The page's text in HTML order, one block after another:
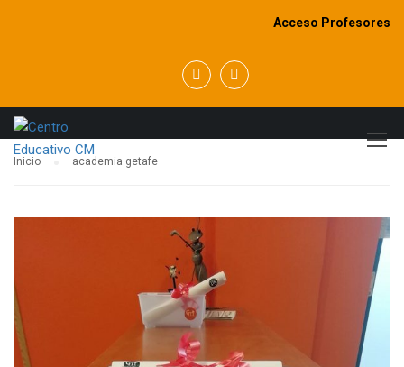
Acceso Profesores
ACADEMIA GETAFE
Inicio academia getafe